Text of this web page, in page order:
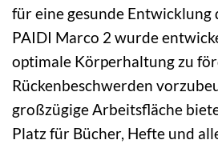
für eine gesunde Entwicklung
PAIDI Marco 2 wurde
optimale Körperhaltung zu
Rückenbeschwerden
großzügige Arbeitsfläche
Platz für Bücher, Hefte und